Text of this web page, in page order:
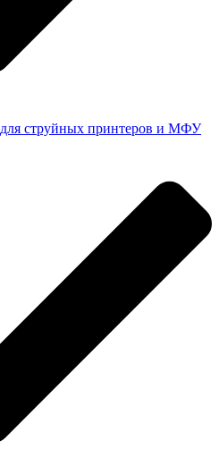
струйных принтеров и МФУ